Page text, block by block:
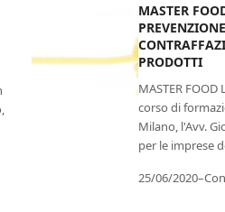
MASTER
PRODOTTI
MASTER
corso di
Milano, l'Avv.
per le imprese
25/06/2020–